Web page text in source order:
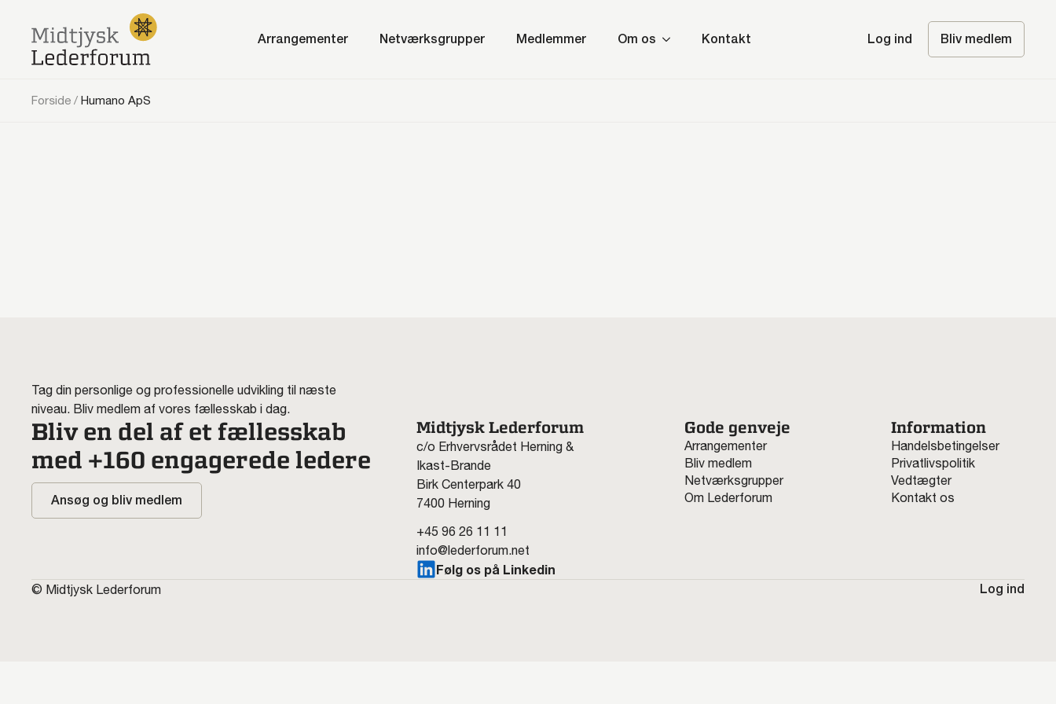
Arrangementer Netværksgrupper Medlemmer Om os Kontakt Log ind Bliv medlem
Forside / Humano ApS
Tag din personlige og professionelle udvikling til næste
niveau. Bliv medlem af vores fællesskab i dag.
Bliv en del af et fællesskab
med +160 engagerede ledere
Ansøg og bliv medlem
Midtjysk Lederforum
c/o Erhvervsrådet Herning &
Ikast-Brande
Birk Centerpark 40
7400 Herning
+45 96 26 11 11
info@lederforum.net
Følg os på Linkedin
Gode genveje
Arrangementer
Bliv medlem
Netværksgrupper
Om Lederforum
Information
Handelsbetingelser
Privatlivspolitik
Vedtægter
Kontakt os
© Midtjysk Lederforum Log ind